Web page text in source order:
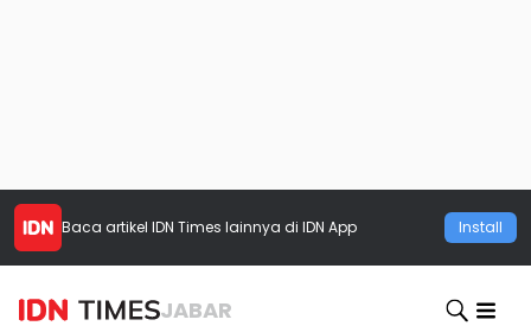
Baca artikel IDN Times lainnya di IDN App Install
JABAR